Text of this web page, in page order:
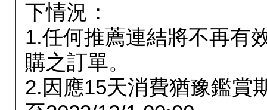
下情況：
1.任何推薦連結將不再有
購之訂單。
2.因應15天消費猶豫鑑賞